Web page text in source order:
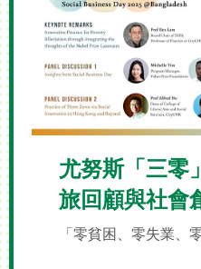
尤努斯「三零
旅回顧與社會
「零貧困、零失業、